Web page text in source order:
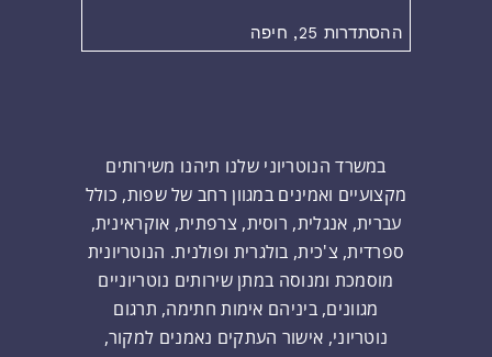
ההסתדרות 25, חיפה
במשרד הנוטריוני שלנו תיהנו משירותים
מקצועיים ואמינים במגוון רחב של שפות, כולל
עברית, אנגלית, רוסית, צרפתית, אוקראינית,
ספרדית, צ'כית, בולגרית ופולנית. הנוטריונית
מוסמכת ומנוסה במתן שירותים נוטריוניים
מגוונים, ביניהם אימות חתימה, תרגום
נוטריוני, אישור העתקים נאמנים למקור,